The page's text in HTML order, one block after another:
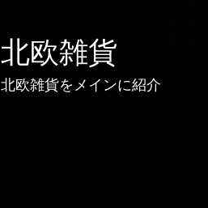
北欧雑貨
北欧雑貨をメインに紹介